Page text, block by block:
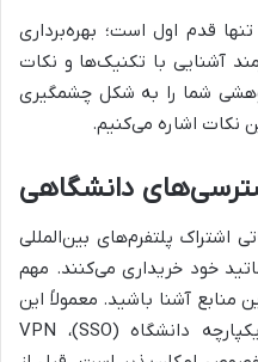
تنها قدم اول است؛ بهره‌برداری
آشنایی با تکنیک‌ها و نکات
شما را به شکل چشمگیری
نکات اشاره می‌کنیم.
دانشگاهی
اشتراک پلتفرم‌های بین‌المللی
خود خریداری می‌کنند. مهم
آشنا باشید. معمولاً این
دسترسی از طریق سیستم ورود یکپارچه دانشگاه (SSO)، VPN